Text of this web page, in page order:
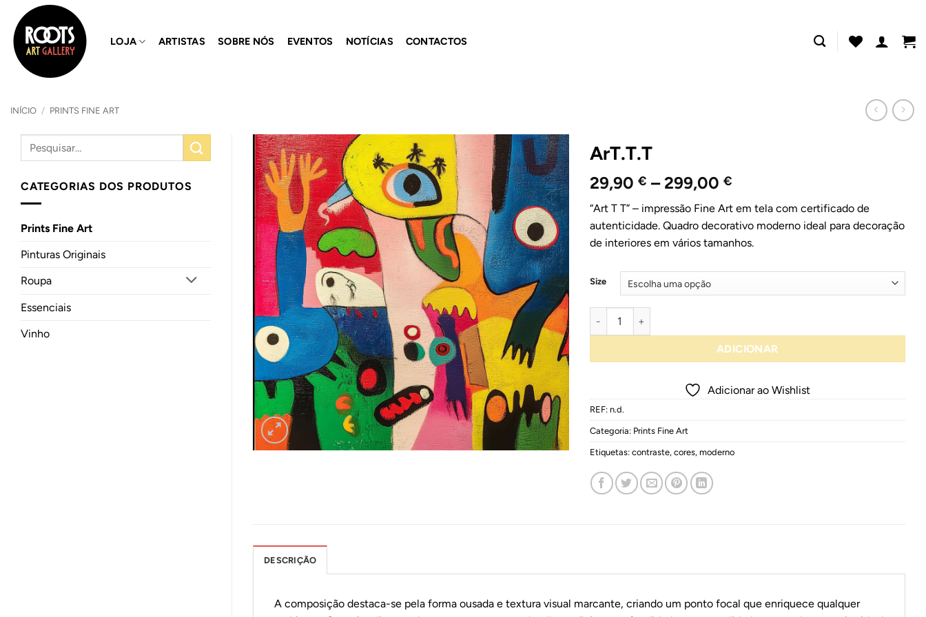
content
LOJA ARTISTAS SOBRE NÓS EVENTOS NOTÍCIAS CONTACTOS
INÍCIO / PRINTS FINE ART
CATEGORIAS DOS PRODUTOS
Prints Fine Art
Pinturas Originais
Roupa
Essenciais
Vinho
Adicionar
ao
Wishlist
ArT.T.T
29,90 € – 299,00 €Price
29,90 €
through
299,00 €
“Art T T” – impressão Fine Art em tela com certificado de
autenticidade. Quadro decorativo moderno ideal para decoração
de interiores em vários tamanhos.
Size
Quantidade de ArT.T.T
ADICIONAR
Adicionar ao Wishlist
REF: n.d.
Categoria: Prints Fine Art
Etiquetas: contraste, cores, moderno
DESCRIÇÃO
A composição destaca-se pela forma ousada e textura visual marcante, criando um ponto focal que enriquece qualquer